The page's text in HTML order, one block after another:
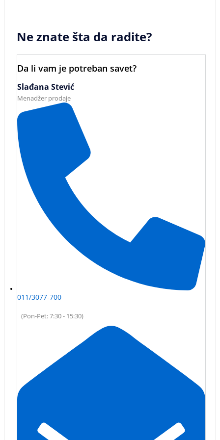
Ne znate šta da radite?
Da li vam je potreban savet?
Slađana Stević
Menadžer prodaje
011/3077-700
(Pon-Pet: 7:30 - 15:30)